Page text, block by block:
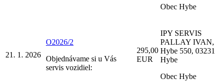
Obec Hybe
21. 1. 2026
O2026/2
Objednávame si u Vás
servis vozidiel:
295,00
EUR
IPY SERVIS
PALLAY IVAN,
Hybe 550, 03231
Hybe
Obec Hybe